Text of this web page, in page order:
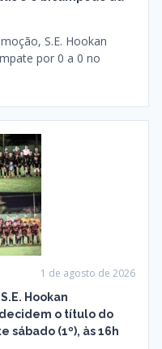
S.E. Hookan
por 0 a 0 no
1 de agosto de 2026
Hookan
o título do
sábado (1º), às 16h